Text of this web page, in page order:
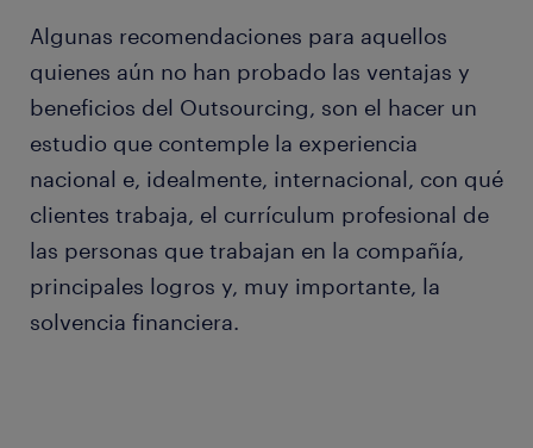
Algunas recomendaciones para aquellos
quienes aún no han probado las ventajas y
beneficios del Outsourcing, son el hacer un
estudio que contemple la experiencia
nacional e, idealmente, internacional, con qué
clientes trabaja, el currículum profesional de
las personas que trabajan en la compañía,
principales logros y, muy importante, la
solvencia financiera.